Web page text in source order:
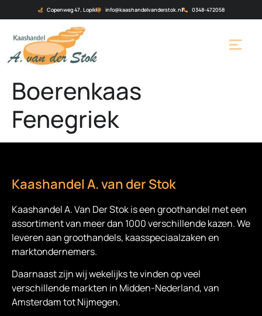
Copenweg 47, Lopik info@kaashandelvanderstok.nl 0348-472058
Boerenkaas
Fenegriek
Kaashandel A. van der Stok
Kaashandel A. Van Der Stok is eengroothandel met een
assortiment van meer dan 1000 verschillende kazen. We
leveren aan groothandels, kaasspeciaalzaken en
marktondernemers.
Daarnaast zijn wij wekelijks te vinden op veel
verschillende markten in Midden-Nederland, van
Amsterdam tot Nijmegen.